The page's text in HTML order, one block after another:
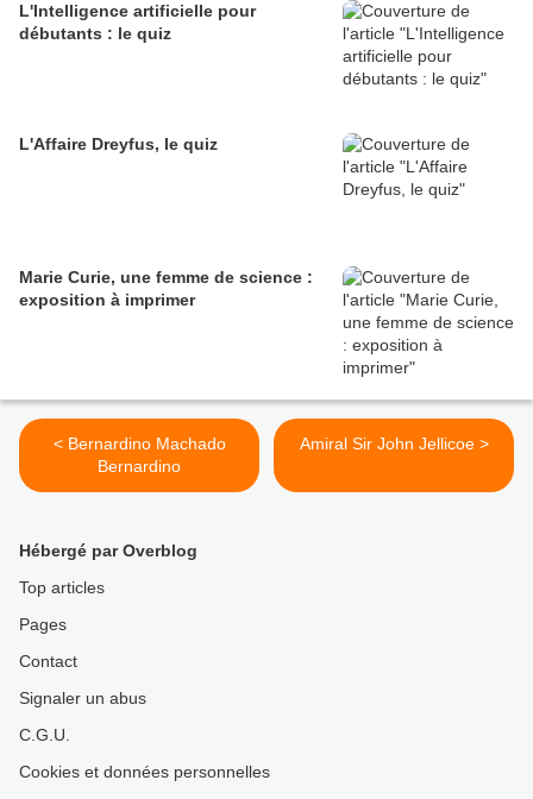
L'Intelligence artificielle pour
débutants : le quiz
L'Affaire Dreyfus, le quiz
Marie Curie, une femme de science :
exposition à imprimer
< Bernardino Machado
Bernardino
Amiral Sir John Jellicoe >
Hébergé par Overblog
Top articles
Pages
Contact
Signaler un abus
C.G.U.
Cookies et données personnelles